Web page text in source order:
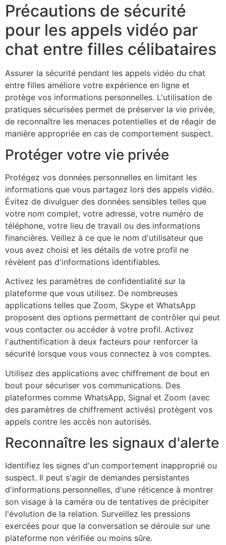
Précautions de sécurité
pour les appels vidéo par
chat entre filles célibataires
Assurer la sécurité pendant les appels vidéo du chat
entre filles améliore votre expérience en ligne et
protège vos informations personnelles. L'utilisation de
pratiques sécurisées permet de préserver la vie privée,
de reconnaître les menaces potentielles et de réagir de
manière appropriée en cas de comportement suspect.
Protéger votre vie privée
Protégez vos données personnelles en limitant les
informations que vous partagez lors des appels vidéo.
Évitez de divulguer des données sensibles telles que
votre nom complet, votre adresse, votre numéro de
téléphone, votre lieu de travail ou des informations
financières. Veillez à ce que le nom d'utilisateur que
vous avez choisi et les détails de votre profil ne
révèlent pas d'informations identifiables.
Activez les paramètres de confidentialité sur la
plateforme que vous utilisez. De nombreuses
applications telles que Zoom, Skype et WhatsApp
proposent des options permettant de contrôler qui peut
vous contacter ou accéder à votre profil. Activez
l'authentification à deux facteurs pour renforcer la
sécurité lorsque vous vous connectez à vos comptes.
Utilisez des applications avec chiffrement de bout en
bout pour sécuriser vos communications. Des
plateformes comme WhatsApp, Signal et Zoom (avec
des paramètres de chiffrement activés) protègent vos
appels contre les accès non autorisés.
Reconnaître les signaux d'alerte
Identifiez les signes d'un comportement inapproprié ou
suspect. Il peut s'agir de demandes persistantes
d'informations personnelles, d'une réticence à montrer
son visage à la caméra ou de tentatives de précipiter
l'évolution de la relation. Surveillez les pressions
exercées pour que la conversation se déroule sur une
plateforme non vérifiée ou moins sûre.